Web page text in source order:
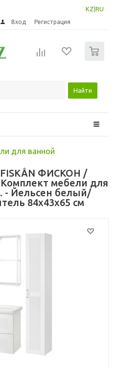
KZ RU
Вход Регистрация
Найти
для ванной
FISKÅN ФИСКОН /
мебели для
- Йельсен белый/
84x43x65 см